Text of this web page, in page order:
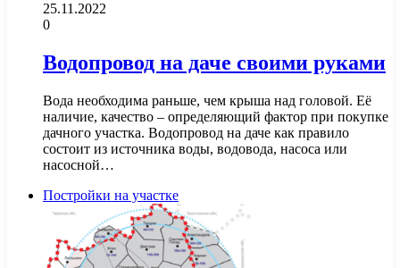
25.11.2022
0
Водопровод на даче своими руками
Вода необходима раньше, чем крыша над головой. Её
наличие, качество – определяющий фактор при покупке
дачного участка. Водопровод на даче как правило
состоит из источника воды, водовода, насоса или
насосной…
Постройки на участке